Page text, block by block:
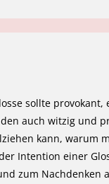
sollte provokant,
auch witzig und
kann, warum
Intention einer
zum Nachdenken